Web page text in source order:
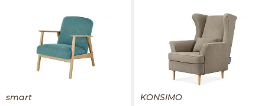
smart KONSIMO